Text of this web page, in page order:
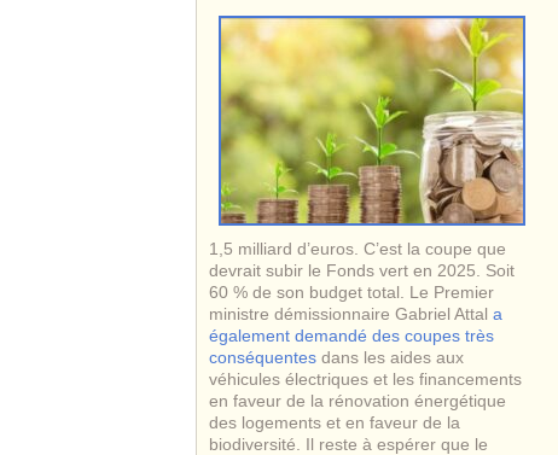
1,5 milliard d’euros. C’est la coupe que
devrait subir le Fonds vert en 2025. Soit
60 % de son budget total. Le Premier
ministre démissionnaire Gabriel Attal a
également demandé des coupes très
conséquentes dans les aides aux
véhicules électriques et les financements
en faveur de la rénovation énergétique
des logements et en faveur de la
biodiversité. Il reste à espérer que le